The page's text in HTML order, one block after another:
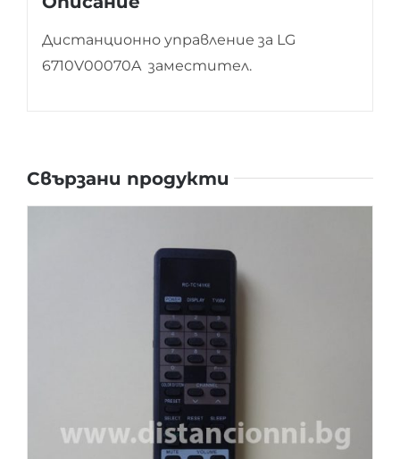
Дистанционно управление за LG
6710V00070A заместител.
Свързани продукти